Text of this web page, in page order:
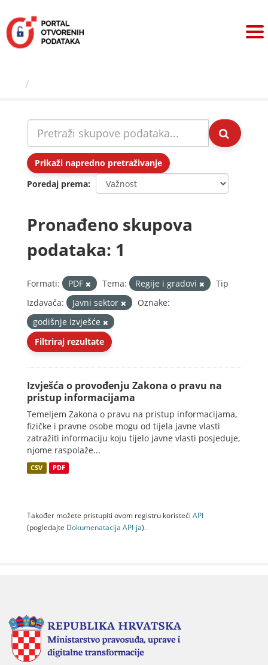
sadržaj
Prikaži napredno pretraživanje
Poredaj prema
Pronađeno skupova
podataka: 1
Formati: PDF Tema: Regije i gradovi
Tip
Izdavača:
Javni sektor
Oznake:
godišnje izvješće
Filtriraj rezultate
Izvješća o provođenju Zakona o pravu na
pristup informacijama
Temeljem Zakona o pravu na pristup informacijama,
fizičke i pravne osobe mogu od tijela javne vlasti
zatražiti informaciju koju tijelo javne vlasti posjeduje,
njome raspolaže...
CSV PDF
Također možete pristupiti ovom registru koristeći API
(pogledajte Dokumenаtаcijа API-jа).